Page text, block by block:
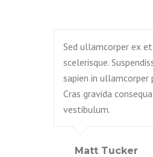
Sed ullamcorper ex
scelerisque.
sapien in
Cras gravida
vestibulum.
Matt Tucker